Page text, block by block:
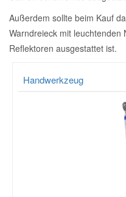
Außerdem sollte beim Kauf
Warndreieck mit leuchtenden
Reflektoren ausgestattet ist.
Handwerkzeug
Kia Ersatzteile
Lancia Ersatzteile
Mazda Ersatzteile